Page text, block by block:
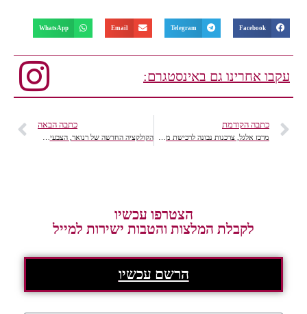
Facebook
Telegram
Email
WhatsApp
עקבו אחרינו גם באינסטגרם:
כתבה הקודמת כתבה הבאה
הצטרפו עכשיו
לקבלת המלצות והטבות ישירות למייל
הרשם עכשיו